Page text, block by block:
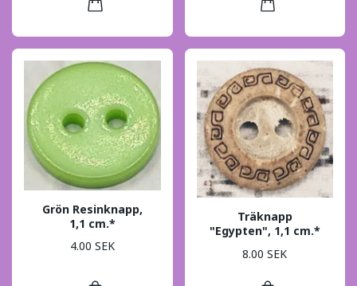
Grön Resinknapp,
1,1 cm.*
4.00 SEK
Träknapp
"Egypten", 1,1 cm.*
8.00 SEK